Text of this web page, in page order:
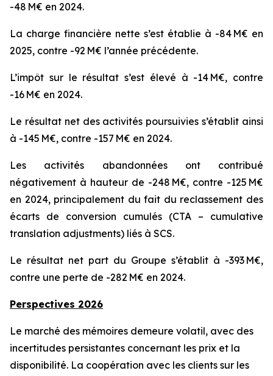
-48 M€ en 2024.
La charge financière nette s’est établie à -84 M€ en
2025, contre -92 M€ l’année précédente.
L’impôt sur le résultat s’est élevé à -14 M€, contre
-16 M€ en 2024.
Le résultat net des activités poursuivies s’établit ainsi
à -145 M€, contre -157 M€ en 2024.
Les activités abandonnées ont contribué
négativement à hauteur de -248 M€, contre -125 M€
en 2024, principalement du fait du reclassement des
écarts de conversion cumulés (CTA – cumulative
translation adjustments) liés à SCS.
Le résultat net part du Groupe s’établit à -393 M€,
contre une perte de -282 M€ en 2024.
Perspectives 2026
Le marché des mémoires demeure volatil, avec des
incertitudes persistantes concernant les prix et la
disponibilité. La coopération avec les clients sur les